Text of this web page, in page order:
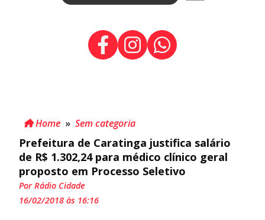
Home » Sem categoria
Prefeitura de Caratinga justifica salário
de R$ 1.302,24 para médico clínico geral
proposto em Processo Seletivo
Por Rádio Cidade
16/02/2018 às 16:16